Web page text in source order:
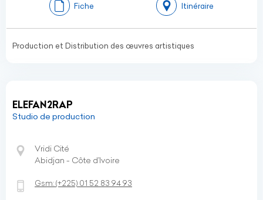
Fiche Itinéraire
Production et Distribution des œuvres artistiques
ELEFAN2RAP
Studio de production
Vridi Cité
Abidjan - Côte d’Ivoire
Gsm:(+225) 01 52 83 94 93